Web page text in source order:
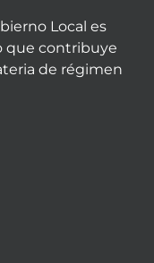
Local es
que contribuye
de régimen